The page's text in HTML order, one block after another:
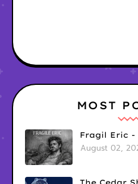
MOST
Fragil Eric -
August 02,